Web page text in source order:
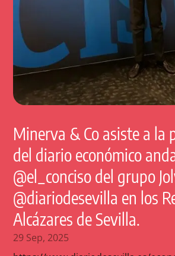
Minerva & Co asiste a la
del diario económico
@el_conciso del grupo
@diariodesevilla en los
Alcázares de Sevilla.
29 Sep, 2025